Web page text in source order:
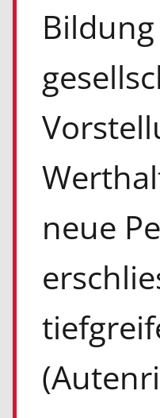
neue